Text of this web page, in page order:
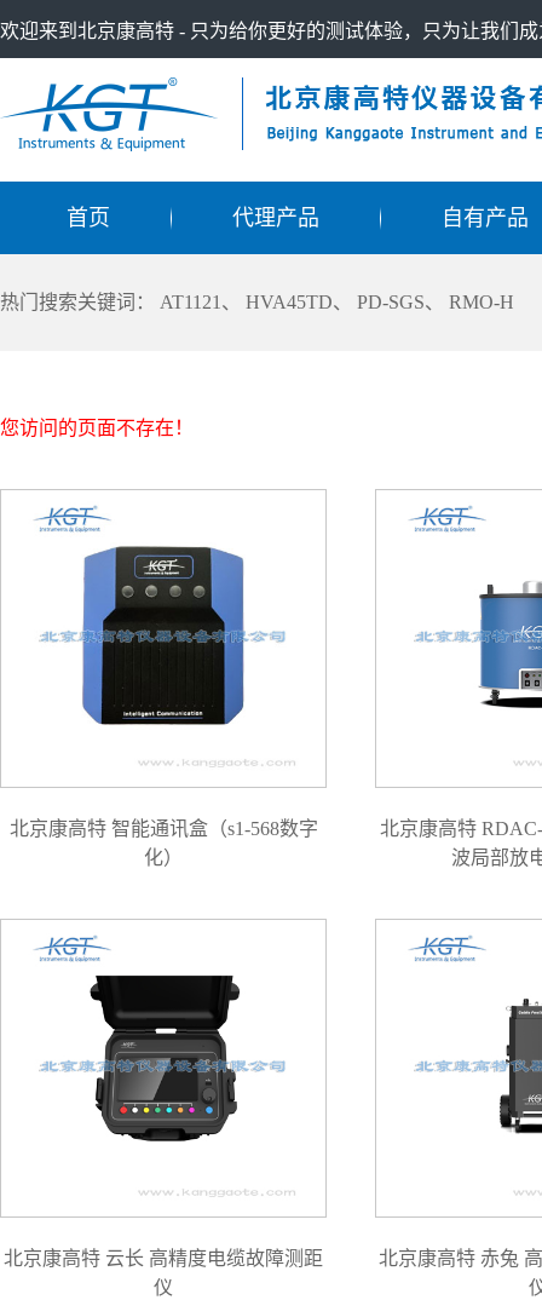
欢迎来到北京康高特 - 只为给你更好的测试体验，只为让我们
首页 代理产品 自有产品
热门搜索关键词： AT1121 、 HVA45TD、 PD-SGS、 RMO-H
您访问的页面不存在！
北京康高特 智能通讯盒（s1-568数字
化）
北京康高特
波局部放
北京康高特 云长 高精度电缆故障测距
仪
北京康高特 赤兔